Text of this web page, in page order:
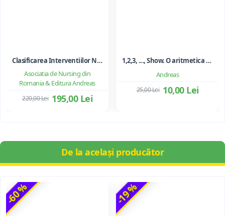
Asociatia de Nursing din
Romania & Editura Andreas
Clasificarea Interventiilor Nursing (NIC)
195,00 Lei
220,00 Lei
Andreas
1,2,3, ..., Show. O aritmetica emotionala, o poezie a matematicii - Ioan Dancila
10,00 Lei
25,00 Lei
De la același producător
-60 % -19 %